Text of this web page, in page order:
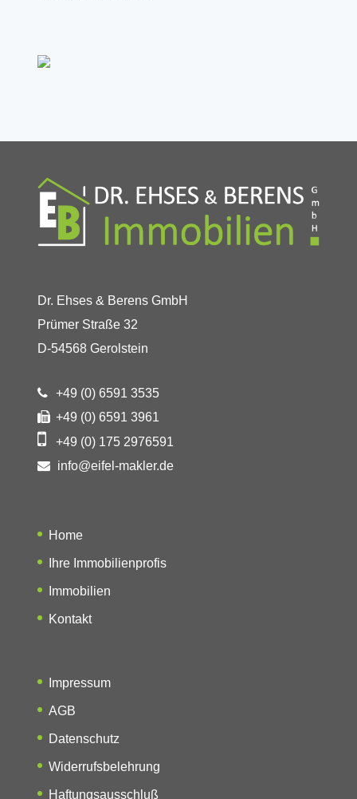
Dr. Ehses & Berens GmbH
Prümer Straße 32
D-54568 Gerolstein
+49 (0) 6591 3535
+49 (0) 6591 3961
+49 (0) 175 2976591
info@eifel-makler.de
Home
Ihre Immobilienprofis
Immobilien
Kontakt
Impressum
AGB
Datenschutz
Widerrufsbelehrung
Haftungsausschluß